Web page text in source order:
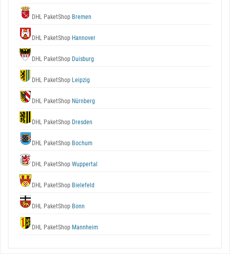
DHL PaketShop Bremen
DHL PaketShop Hannover
DHL PaketShop Duisburg
DHL PaketShop Leipzig
DHL PaketShop Nürnberg
DHL PaketShop Dresden
DHL PaketShop Bochum
DHL PaketShop Wuppertal
DHL PaketShop Bielefeld
DHL PaketShop Bonn
DHL PaketShop Mannheim